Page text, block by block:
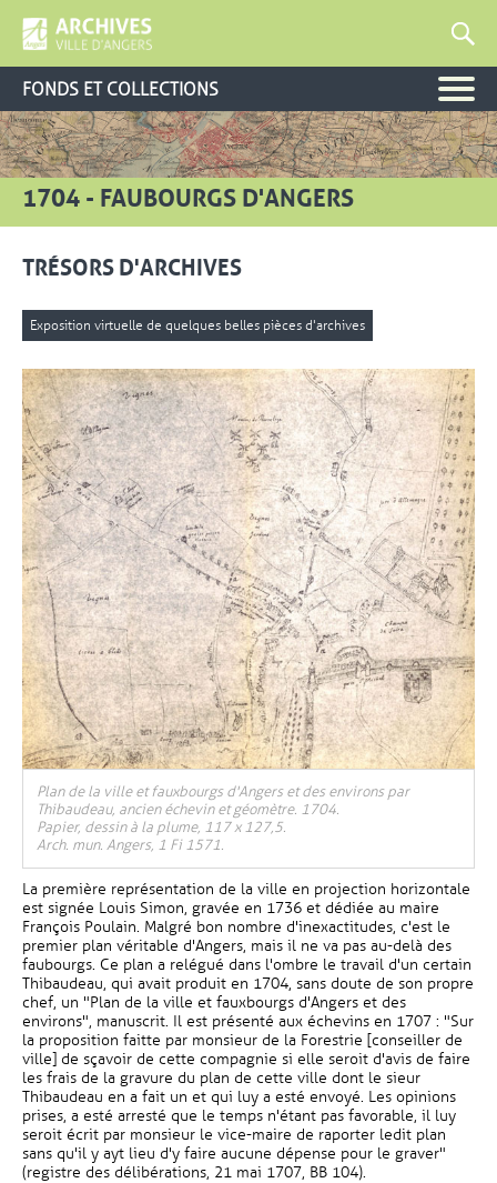
FONDS ET COLLECTIONS
1704 - FAUBOURGS D'ANGERS
TRÉSORS D'ARCHIVES
Exposition virtuelle de quelques belles pièces d'archives
Plan de la ville et fauxbourgs d'Angers et des environs par
Thibaudeau, ancien échevin et géomètre. 1704.
Papier, dessin à la plume, 117 x 127,5.
Arch. mun. Angers, 1 Fi 1571.
La première représentation de la ville en projection horizontale
est signée Louis Simon, gravée en 1736 et dédiée au maire
François Poulain. Malgré bon nombre d'inexactitudes, c'est le
premier plan véritable d'Angers, mais il ne va pas au-delà des
faubourgs. Ce plan a relégué dans l'ombre le travail d'un certain
Thibaudeau, qui avait produit en 1704, sans doute de son propre
chef, un "Plan de la ville et fauxbourgs d'Angers et des
environs", manuscrit. Il est présenté aux échevins en 1707 : "Sur
la proposition faitte par monsieur de la Forestrie [conseiller de
ville] de sçavoir de cette compagnie si elle seroit d'avis de faire
les frais de la gravure du plan de cette ville dont le sieur
Thibaudeau en a fait un et qui luy a esté envoyé. Les opinions
prises, a esté arresté que le temps n'étant pas favorable, il luy
seroit écrit par monsieur le vice-maire de raporter ledit plan
sans qu'il y ayt lieu d'y faire aucune dépense pour le graver"
(registre des délibérations, 21 mai 1707, BB 104).